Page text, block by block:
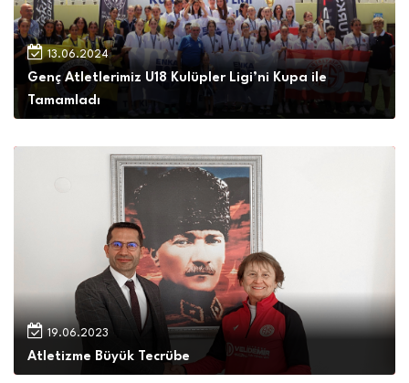
13.06.2024
Genç Atletlerimiz U18 Kulüpler Ligi’ni Kupa ile
Tamamladı
19.06.2023
Atletizme Büyük Tecrübe